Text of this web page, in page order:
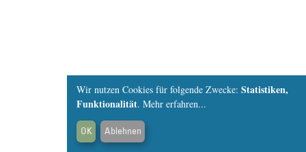
Wir nutzen Cookies für folgende Zwecke: Statistiken,
Funktionalität. Mehr erfahren...
OK Ablehnen